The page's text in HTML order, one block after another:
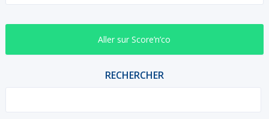
Aller sur Score’n’co
RECHERCHER